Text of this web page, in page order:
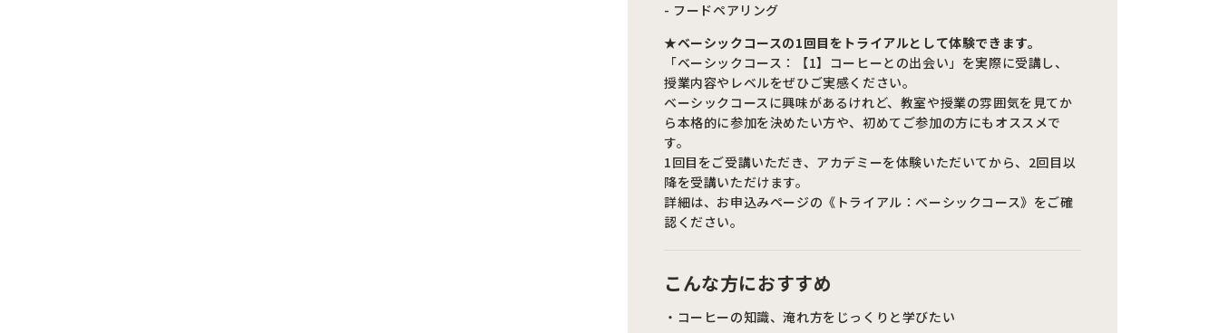
- フードペアリング
★ベーシックコースの1回目をトライアルとして体験できます。
「ベーシックコース：【1】コーヒーとの出会い」を実際に受講し、
授業内容やレベルをぜひご実感ください。
ベーシックコースに興味があるけれど、教室や授業の雰囲気を見てか
ら本格的に参加を決めたい方や、初めてご参加の方にもオススメで
す。
1回目をご受講いただき、アカデミーを体験いただいてから、2回目以
降を受講いただけます。
詳細は、お申込みページの《トライアル：ベーシックコース》をご確
認ください。
こんな方におすすめ
・コーヒーの知識、淹れ方をじっくりと学びたい